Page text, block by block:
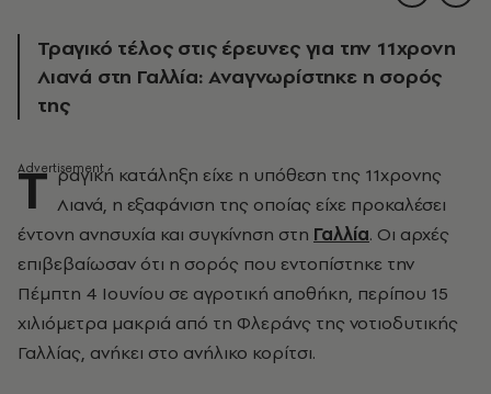
Τραγικό τέλος στις έρευνες για την 11χρονη
Λιανά στη Γαλλία: Αναγνωρίστηκε η σορός
της
Τ ραγική κατάληξη είχε η υπόθεση της 11χρονης
Λιανά, η εξαφάνιση της οποίας είχε προκαλέσει
έντονη ανησυχία και συγκίνηση στη Γαλλία. Οι αρχές
επιβεβαίωσαν ότι η σορός που εντοπίστηκε την
Πέμπτη 4 Ιουνίου σε αγροτική αποθήκη, περίπου 15
χιλιόμετρα μακριά από τη Φλεράνς της νοτιοδυτικής
Γαλλίας, ανήκει στο ανήλικο κορίτσι.